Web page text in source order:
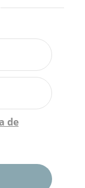
de